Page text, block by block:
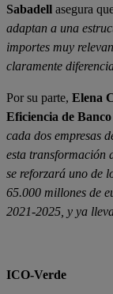
Sabadell asegura
adaptan a una
importes muy
claramente
Por su parte, Elena
Eficiencia de
cada dos empresas
esta transformación
se reforzará uno de
65.000 millones de
2021-2025, y ya
ICO-Verde